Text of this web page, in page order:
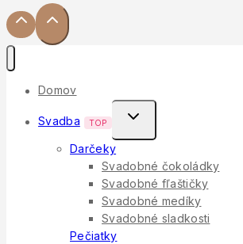
Domov
Svadba TOP
Toggle
Child
Menu
Darčeky
Svadobné čokoládky
Svadobné fľaštičky
Svadobné medíky
Svadobné sladkosti
Pečiatky